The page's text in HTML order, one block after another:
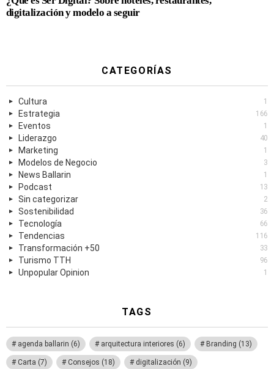
digitalización y modelo a seguir
CATEGORÍAS
Cultura 1
Estrategia 166
Eventos 1
Liderazgo 40
Marketing 1
Modelos de Negocio 3
News Ballarin 1
Podcast 13
Sin categorizar 2
Sostenibilidad 36
Tecnología 66
Tendencias 116
Transformación +50 33
Turismo TTH 96
Unpopular Opinion 1
TAGS
agenda ballarin (6) arquitectura interiores (6) Branding (13)
Carta (7) Consejos (18) digitalización (9)